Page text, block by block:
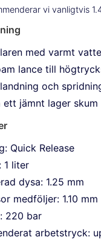
vi vanligtvis
med varmt
lance till
och
ett jämnt lager
Quick Release
1 liter
dysa: 1.25 mm
medföljer: 1.10 mm
220 bar
arbetstryck: